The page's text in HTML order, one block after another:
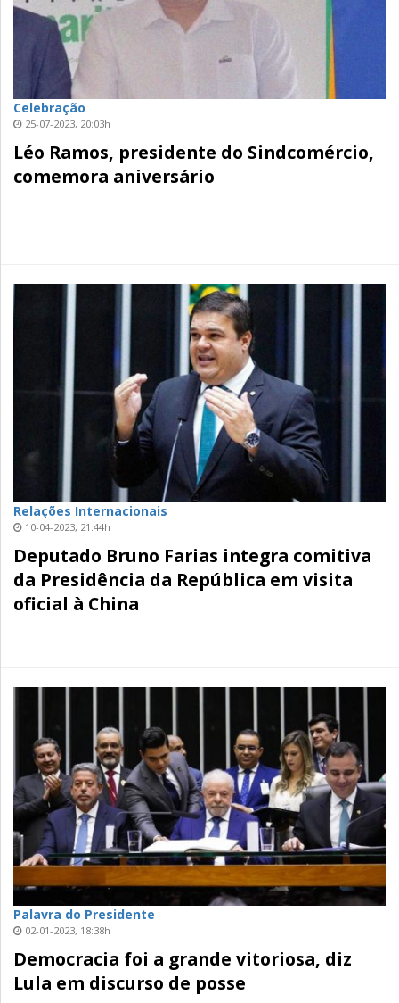
Celebração
25-07-2023, 20:03h
Léo Ramos, presidente do Sindcomércio,
comemora aniversário
Relações Internacionais
10-04-2023, 21:44h
Deputado Bruno Farias integra comitiva
da Presidência da República em visita
oficial à China
Palavra do Presidente
02-01-2023, 18:38h
Democracia foi a grande vitoriosa, diz
Lula em discurso de posse